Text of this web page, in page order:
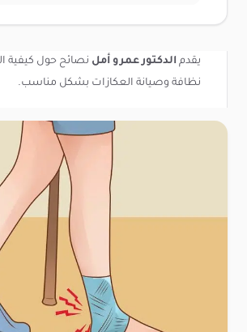
يقدم الدكتور عمرو أمل نصائح حول كيفية
نظافة وصيانة العكازات بشكل مناسب.